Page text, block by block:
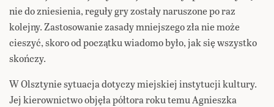
nie do zniesienia, reguły gry zostały naruszone po raz
kolejny. Zastosowanie zasady mniejszego zła nie może
cieszyć, skoro od początku wiadomo było, jak się wszystko
skończy.
W Olsztynie sytuacja dotyczy miejskiej instytucji kultury.
Jej kierownictwo objęła półtora roku temu Agnieszka